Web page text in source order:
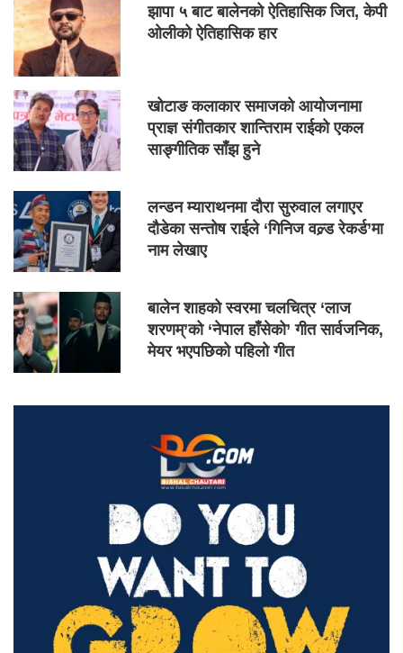
झापा ५ बाट बालेनको ऐतिहासिक जित, केपी
ओलीको ऐतिहासिक हार
खोटाङ कलाकार समाजको आयोजनामा
प्राज्ञ संगीतकार शान्तिराम राईको एकल
साङ्गीतिक साँझ हुने
लन्डन म्याराथनमा दौरा सुरुवाल लगाएर
दौडेका सन्तोष राईले ‘गिनिज वल्र्ड रेकर्ड’मा
नाम लेखाए
बालेन शाहको स्वरमा चलचित्र ‘लाज
शरणम्’को ‘नेपाल हाँसेको’ गीत सार्वजनिक,
मेयर भएपछिको पहिलो गीत